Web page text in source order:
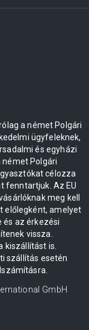
a német Polgári
ügyfeleknek,
és egyházi
Polgári
célozza
fenntartjuk. Az EU
meg kell
előlegként, amelyet
és az érkezési
vissza.
kiszállítást is.
szállítás esetén
GmbH